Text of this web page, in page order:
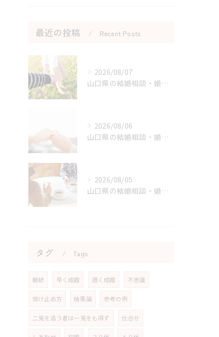
最近の投稿 Recent Posts
2026/08/07
山口県の結婚相談・婚活を始める勇気を持つためのヒント
2026/08/06
山口県の結婚相談・婚活の自己肯定感を高める実践アドバイス
2026/08/05
山口県の結婚相談・婚活の成功に直結する考え方の切り替え方
タグ Tags
継続 早く成婚 遅く成婚 不思議
受け止め方 結果論 参考の例
二兎を追う者は一兎をも得ず 仕合せ